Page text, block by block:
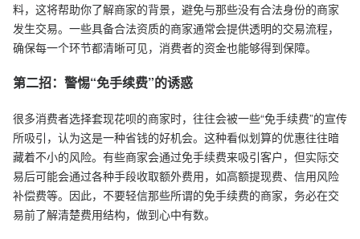
料，这将帮助你了解商家的背景，避免与那些没有合法身份的商家
发生交易。一些具备合法资质的商家通常会提供透明的交易流程，
确保每一个环节都清晰可见，消费者的资金也能够得到保障。
第二招：警惕“免手续费”的诱惑
很多消费者选择套现花呗的商家时，往往会被一些“免手续费”的宣传
所吸引，认为这是一种省钱的好机会。这种看似划算的优惠往往暗
藏着不小的风险。有些商家会通过免手续费来吸引客户，但实际交
易后可能会通过各种手段收取额外费用，如高额提现费、信用风险
补偿费等。因此，不要轻信那些所谓的免手续费的商家，务必在交
易前了解清楚费用结构，做到心中有数。